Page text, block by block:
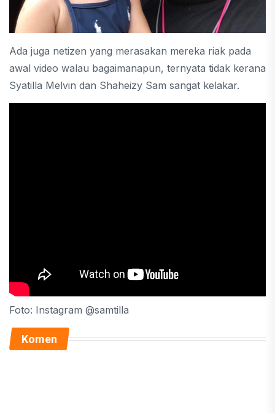
Ada juga netizen yang merasakan mereka riak pada
awal video walau bagaimanapun, ternyata tidak kerana
Syatilla Melvin dan Shaheizy Sam sangat kelakar.
Foto: Instagram @samtilla
Komen